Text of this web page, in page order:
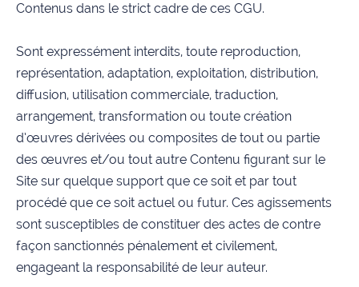
Contenus dans le strict cadre de ces CGU.
Sont expressément interdits, toute reproduction,
représentation, adaptation, exploitation, distribution,
diffusion, utilisation commerciale, traduction,
arrangement, transformation ou toute création
d’œuvres dérivées ou composites de tout ou partie
des œuvres et/ou tout autre Contenu figurant sur le
Site sur quelque support que ce soit et par tout
procédé que ce soit actuel ou futur. Ces agissements
sont susceptibles de constituer des actes de contre
façon sanctionnés pénalement et civilement,
engageant la responsabilité de leur auteur.